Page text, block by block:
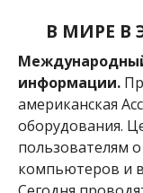
В МИРЕ В
информации.
американская
оборудования.
пользователям
компьютеров и